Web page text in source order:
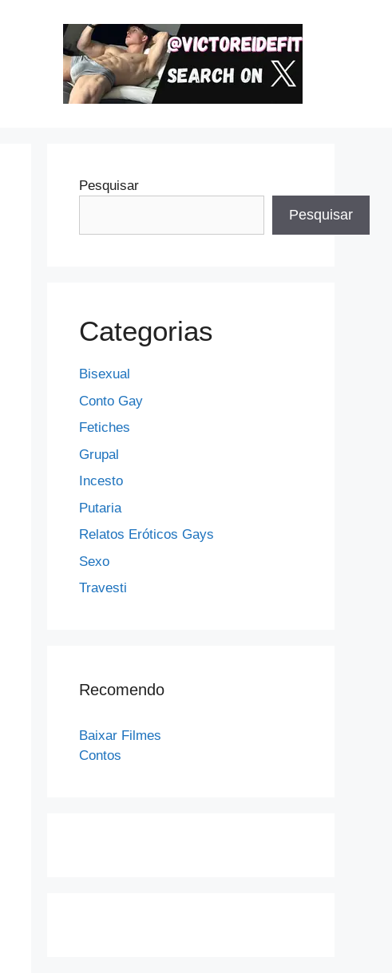
Pesquisar
Pesquisar
Categorias
Bisexual
Conto Gay
Fetiches
Grupal
Incesto
Putaria
Relatos Eróticos Gays
Sexo
Travesti
Recomendo
Baixar Filmes
Contos